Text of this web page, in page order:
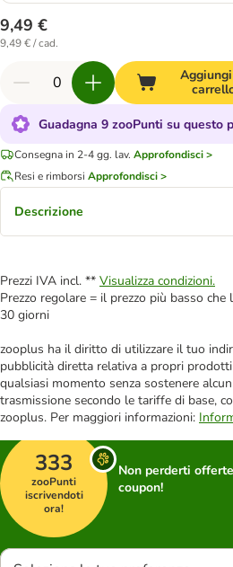
9,49 €
9,49 € / cad.
Guadagna 9 zooPunti su questo
Consegna in 2-4 gg. lav. Approfondisci >
Resi e rimborsi Approfondisci >
Descrizione
Prezzi IVA incl. ** Visualizza condizioni.
Prezzo regolare = il prezzo più basso
30 giorni
zooplus ha il diritto di utilizzare il tuo
pubblicità diretta relativa a propri
qualsiasi momento senza sostenere
trasmissione secondo le tariffe di base,
zooplus. Per maggiori informazioni:
333
zooPunti
iscrivendoti
ora!
Non perderti
coupon!